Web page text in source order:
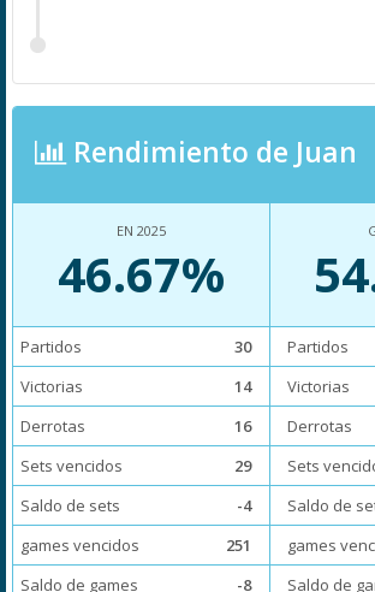
Rendimiento de Juan
EN 2025
46.67%
Partidos
30
Victorias
14
Derrotas
16
Sets vencidos
29
Saldo de sets
-4
games vencidos
251
Saldo de games
-8
Partidos
Victorias
Derrotas
Sets
Saldo de
games
Saldo de